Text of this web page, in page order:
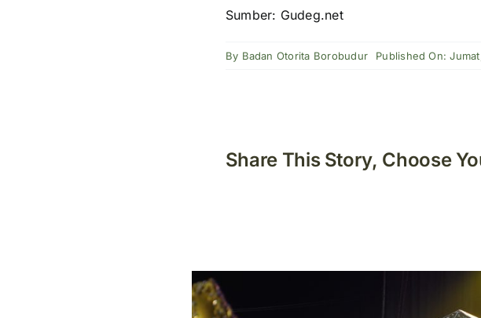
Sumber: Gudeg.net
By Badan Otorita Borobudur Published On:
Share This Story, Choose